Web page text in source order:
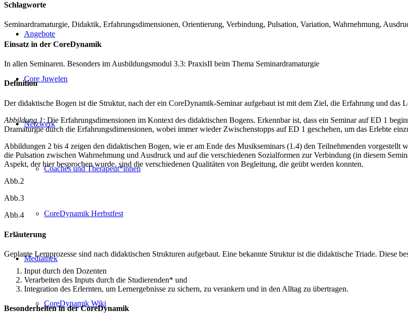
Angebote
Core Juwelen
Netzwerk
Coaches und Therapeut*innen
CoreDynamik Herbstfest
Mediathek
CoreDynamik Wiki
Schlagworte
Seminardramaturgie, Didaktik, Erfahrungsdimensionen, Orientierung, Verbindung, Pulsation, Variation, Wahrnehmung,
Einsatz in der CoreDynamik
In allen Seminaren. Besonders im Ausbildungsmodul 3.3: PraxisII beim Thema Seminardramaturgie
Definition
Der didaktische Bogen ist die Struktur, nach der ein CoreDynamik-Seminar aufgebaut ist mit dem Ziel, die Erfahrung und das
Abbildung 1: Die Erfahrungsdimensionen im Kontext des didaktischen Bogens. Erkennbar ist, dass ein Seminar auf ED 1
Dramaturgie durch die Erfahrungsdimensionen, wobei immer wieder Zwischenstopps auf ED 1 geschehen, um das Erlebte
Abbildungen 2 bis 4 zeigen den didaktischen Bogen, wie er am Ende des Musikseminars (1.4) den Teilnehmenden
die Pulsation zwischen Wahrnehmung und Ausdruck und auf die verschiedenen Sozialformen zur Verbindung (in diesem
Aspekt, der hier besprochen wurde, sind die verschiedenen Qualitäten von Begleitung, die geübt werden konnten.
Abb.2
Abb.3
Abb.4
Erläuterung
Geplante Lernprozesse sind nach didaktischen Strukturen aufgebaut. Eine bekannte Struktur ist die didaktische Triade. Diese
Input durch den Dozenten
Verarbeiten des Inputs durch die Studierenden* und
Integration des Erlernten, um Lernergebnisse zu sichern, zu verankern und in den Alltag zu übertragen.
Besonderheiten in der CoreDynamik